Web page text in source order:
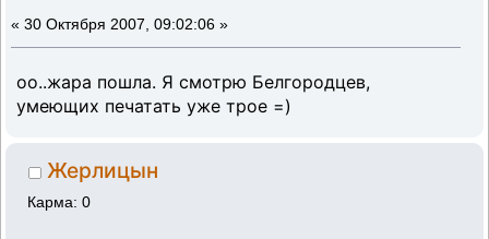
« 30 Октября 2007, 09:02:06 »
оо..жара пошла. Я смотрю Белгородцев,
умеющих печатать уже трое =)
Жерлицын
Карма: 0